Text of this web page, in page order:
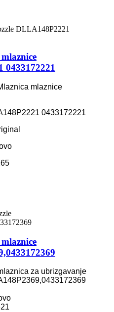
0433172221
mlaznice
0433172221
za ubrizgavanje